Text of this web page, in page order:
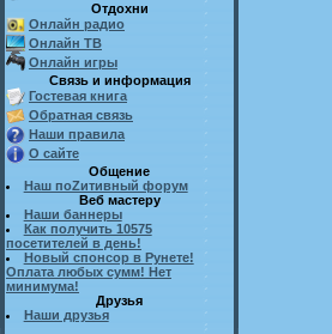
Отдохни
Онлайн радио
Онлайн ТВ
Онлайн игры
Связь и информация
Гостевая книга
Обратная связь
Наши правила
О сайте
Общение
Наш поZитивный форум
Веб мастеру
Наши баннеры
Как получить 10575
посетителей в день!
Новый спонсор в Рунете!
Оплата любых сумм! Нет
минимума!
Друзья
Наши друзья